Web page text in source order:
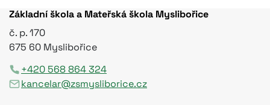
Základní škola a Mateřská škola Myslibořice
č. p. 170
675 60 Myslibořice
+420 568 864 324
kancelar@zsmysliborice.cz